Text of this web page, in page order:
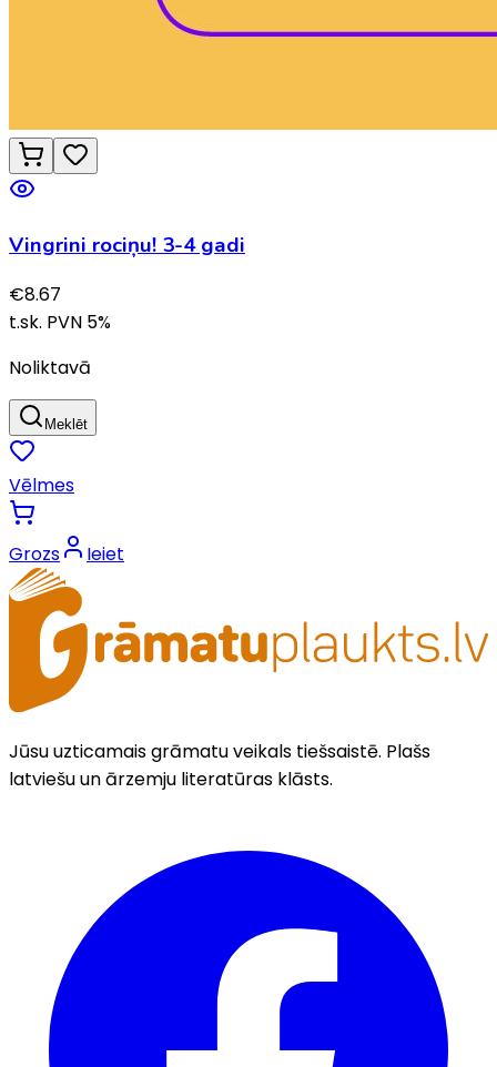
Vingrini rociņu! 3-4 gadi
€8.67
t.sk. PVN 5%
Noliktavā
Meklēt
Vēlmes
Grozs Ieiet
Jūsu uzticamais grāmatu veikals tiešsaistē. Plašs
latviešu un ārzemju literatūras klāsts.